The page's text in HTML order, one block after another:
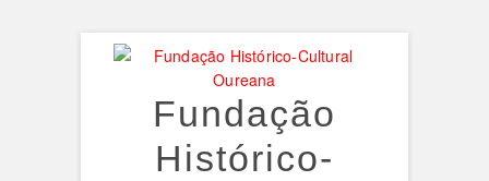
Fundação
Histórico-